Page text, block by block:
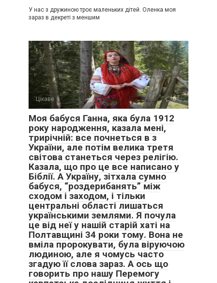
У нас з дружиною троє маленьких дітей. Оленка моя
зараз в декреті з меншим
Цікаве 0
Моя бабуся Ганна, яка була 1912
року народження, казала мені,
трирічній: все почнеться в з
України, але потім велика третя
світова станеться через релігію.
Казала, що про це все написано у
Біблії. А Україну, зітхала сумно
бабуся, “роздерибанять” між
сходом і заходом, і тільки
центральні області лишаться
українськими землями. Я почула
це від неї у нашій старій хаті на
Полтавщині 34 роки тому. Вона не
вміла пророкувати, була віруючою
людиною, але я чомусь часто
згадую її слова зараз. А ось що
говорить про нашу Перемогу